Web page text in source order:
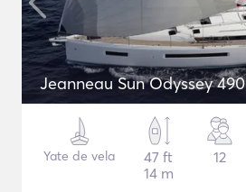
Jeanneau Sun Odyssey 490
Yate de vela
47 ft
14 m
12